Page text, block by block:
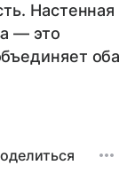
Настенная
— это
оба